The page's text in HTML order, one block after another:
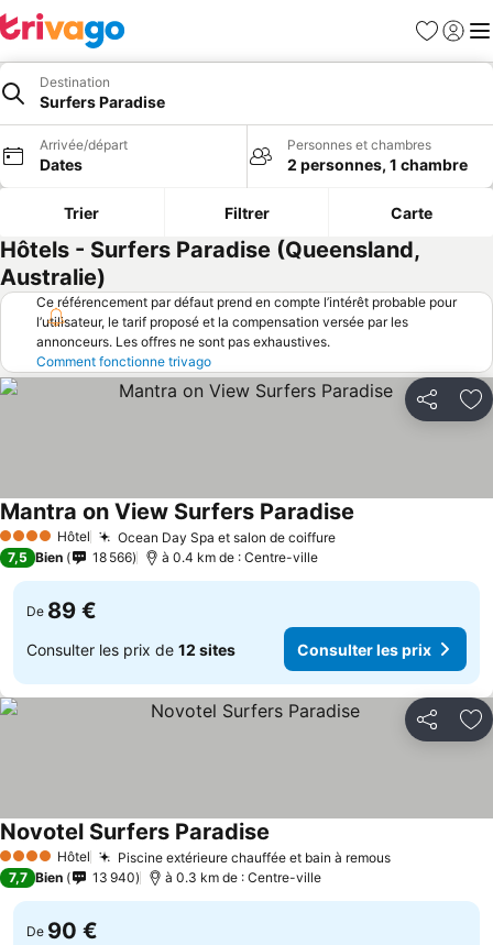
Favoris
Se
Destination
Surfers Paradise
Arrivée/départ
Dates
Personnes et chambres
2 personnes, 1 chambre
Trier Filtrer Carte
Hôtels - Surfers Paradise (Queensland,
Australie)
Ce référencement par défaut prend en compte l’intérêt probable pour
l’utilisateur, le tarif proposé et la compensation versée par les
annonceurs. Les offres ne sont pas exhaustives.
Comment fonctionne trivago
Partager
4 Étoiles Hôtel Ocean Day Spa et salon de coiffure
Mantra on View Surfers Paradise
7,5 Bien 18 566 à 0.4 km de : Centre-ville
De 89 €
Consulter les prix de 12 sites Consulter les prix
Partager
4 Étoiles Hôtel Piscine extérieure chauffée et bain à remous
Novotel Surfers Paradise
7,7 Bien 13 940 à 0.3 km de : Centre-ville
De 90 €